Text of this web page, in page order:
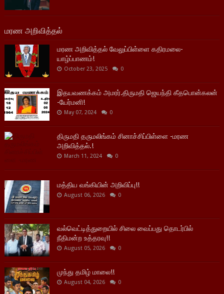
மரண அறிவித்தல்
மரண அறிவித்தல் வேலுப்பிள்ளை கதிரமலை-
யாழ்ப்பாணம்!
October 23, 2025 0
இதயவணக்கம் அமரர்.திருமதி ஜெயந்தி கீதபொன்கலன்
-யேர்மனி!
May 07, 2024 0
திருமதி தருமலிங்கம் சினாச்சிப்பிள்ளை -மரண
அறிவித்தல்.!
March 11, 2024 0
மத்திய வங்கியின் அறிவிப்பு!!
August 06, 2026 0
வல்வெட்டித்துறையில் சிலை வைப்பது தொடர்பில்
நீதிமன்ற உத்தரவு!!
August 05, 2026 0
முந்து தமிழ் மாலை!!
August 04, 2026 0